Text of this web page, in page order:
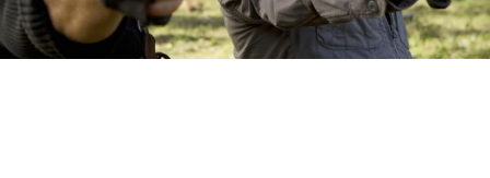
Cool Esport